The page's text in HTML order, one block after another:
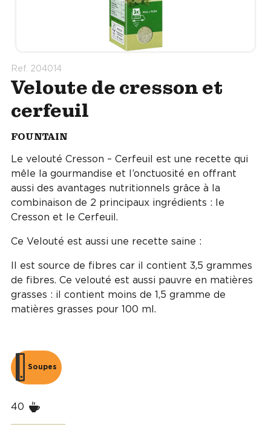
Ref. 204014
Veloute de cresson et
cerfeuil
FOUNTAIN
Le velouté Cresson – Cerfeuil est une recette qui
mêle la gourmandise et l’onctuosité en offrant
aussi des avantages nutritionnels grâce à la
combinaison de 2 principaux ingrédients : le
Cresson et le Cerfeuil.
Ce Velouté est aussi une recette saine :
Il est source de fibres car il contient 3,5 grammes
de fibres. Ce velouté est aussi pauvre en matières
grasses : il contient moins de 1,5 gramme de
matières grasses pour 100 ml.
Soupes
40